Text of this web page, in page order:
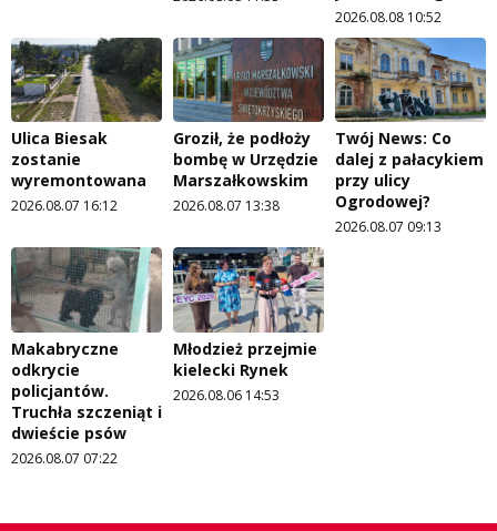
2026.08.08 10:52
Ulica Biesak
zostanie
wyremontowana
2026.08.07 16:12
Groził, że podłoży
bombę w Urzędzie
Marszałkowskim
2026.08.07 13:38
Twój News: Co
dalej z pałacykiem
przy ulicy
Ogrodowej?
2026.08.07 09:13
Makabryczne
odkrycie
policjantów.
Truchła szczeniąt i
dwieście psów
2026.08.07 07:22
Młodzież przejmie
kielecki Rynek
2026.08.06 14:53